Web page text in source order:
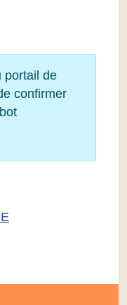
portail de
confirmer